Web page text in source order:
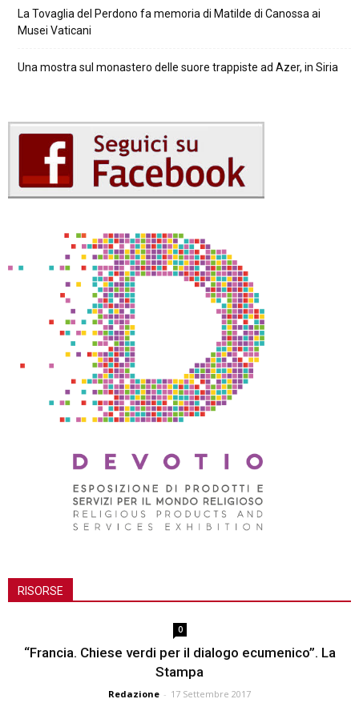
La Tovaglia del Perdono fa memoria di Matilde di Canossa ai
Musei Vaticani
Una mostra sul monastero delle suore trappiste ad Azer, in Siria
RISORSE
0
“Francia. Chiese verdi per il dialogo ecumenico”. La
Stampa
Redazione - 17 Settembre 2017